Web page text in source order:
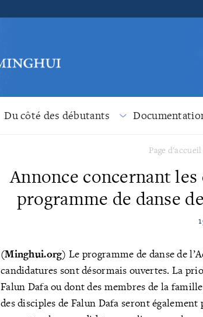
Du côté des débutants
Page d'accueil
Annonce concernant
programme de danse
(Minghui.org)Le programme de danse de
candidatures sont désormais ouvertes. La
Falun Dafa ou dont des membres de la
des disciples de Falun Dafa seront